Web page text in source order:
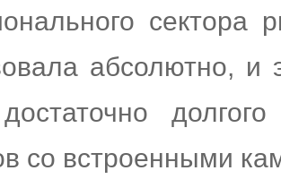
сектора
абсолютно,
со встроенными